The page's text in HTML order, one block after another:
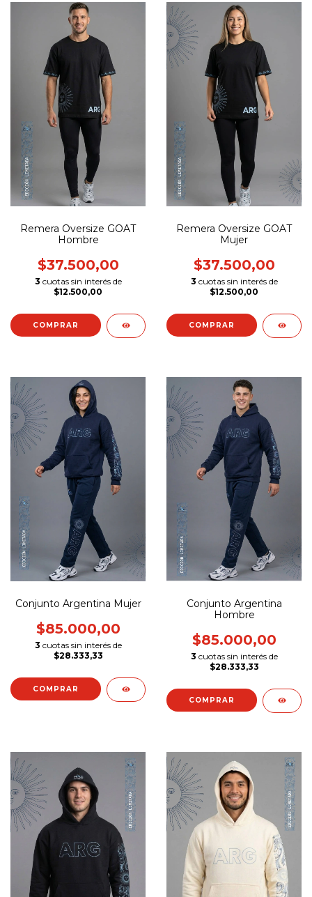
Remera Oversize GOAT
Hombre
$37.500,00
3 cuotas sin interés de
$12.500,00
COMPRAR
Remera Oversize GOAT
Mujer
$37.500,00
3 cuotas sin interés de
$12.500,00
COMPRAR
Conjunto Argentina Mujer
$85.000,00
3 cuotas sin interés de
$28.333,33
COMPRAR
Conjunto Argentina
Hombre
$85.000,00
3 cuotas sin interés de
$28.333,33
COMPRAR